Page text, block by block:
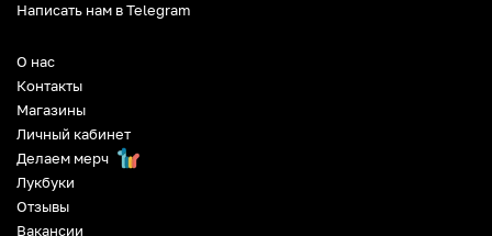
О нас
Контакты
Магазины
Личный кабинет
Делаем мерч
Лукбуки
Отзывы
Вакансии
Написать нам в Telegram